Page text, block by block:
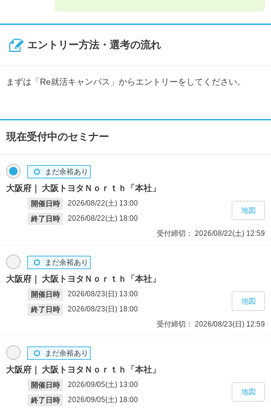
エントリー方法・選考の流れ
まずは「Re就活キャンパス」からエントリーをしてください。
現在受付中のセミナー
大阪府 大阪トヨタＮｏｒｔｈ「本社」
開催日時 2026/08/22(土) 13:00
終了日時
2026/08/22(土) 18:00
まだ余裕あり
受付締切： 2026/08/22(土) 12:59
地図
大阪府 大阪トヨタＮｏｒｔｈ「本社」
開催日時 2026/08/23(日) 13:00
終了日時
2026/08/23(日) 18:00
まだ余裕あり
受付締切： 2026/08/23(日) 12:59
地図
大阪府 大阪トヨタＮｏｒｔｈ「本社」
開催日時 2026/09/05(土) 13:00
終了日時
2026/09/05(土) 18:00
まだ余裕あり
地図